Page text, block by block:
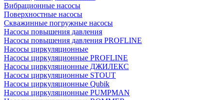
Вибрационные насосы
Поверхностные насосы
Скважинные погружные насосы
Насосы повышения давления
Насосы повышения давления PROFLINE
Насосы циркуляционные
Насосы циркуляционные PROFLINE
Насосы циркуляционные ДЖИЛЕКС
Насосы циркуляционные STOUT
Насосы циркуляционные Qubik
Насосы циркуляционные PUMPMAN